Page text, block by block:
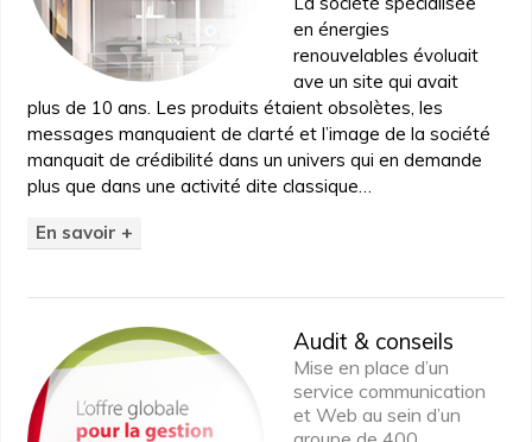
en énergies
renouvelables évoluait
ave un site qui avait
plus de 10 ans. Les produits étaient obsolètes, les
messages manquaient de clarté et l’image de la société
manquait de crédibilité dans un univers qui en demande
plus que dans une activité dite classique…
En savoir +
Audit & conseils
Mise en place d’un
service communication
et Web au sein d’un